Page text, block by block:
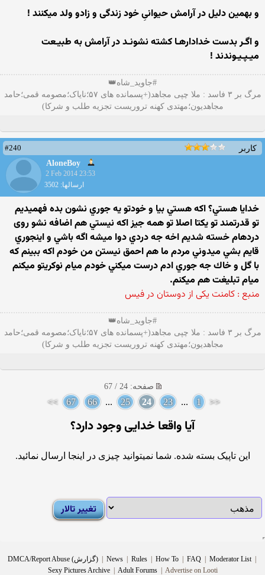
و بهمین دلیل در آرامش حیوانیِ خود زندگی و زادو ولد میکنند !
و اگـر بدست خدادارهـا کشته نشونـد در آرامش به طبیـعت
میـپـیـوندند !
#جاوید_شاه👑
مرگ بر ۳ فاسد : ملا چپی مجاهد(+پسمانده های ۵۷؛نایاک؛مصومه قمی؛حامد
مجاهدیون؛مهتدی کهنه تروریست تجزیه طلب و شرکا)
کاربر
#240
AloneBoy
2 Feb 2014 23:53
ارسالها: 3502
خدايا هستي؟ اكه هستي بيا و خودتو يه جوري نشون بده فهميديم
تو قدرتمند تو يكتا اصلا تو همه جيز اكه نيستي هم اضافه نشو روی
دردهام خسته شديم اخه جه دردي دوا ميشه اگه باشي و اينجوري
قايم بشي ميدوني مردم ما هم احمق نيستن من خودم اكه ببينم كه
با گل و خاك جه جوري ادم درست ميكني خودم ميام نوكريتو ميكنم
ميام تبليغت هم ميكنم.
منبع : کامنت یکی از دوستان در فیس
#جاوید_شاه👑
مرگ بر ۳ فاسد : ملا چپی مجاهد(+پسمانده های ۵۷؛نایاک؛مصومه قمی؛حامد
مجاهدیون؛مهتدی کهنه تروریست تجزیه طلب و شرکا)
صفحه: 24 / 67
<<
1
...
23
24
25
...
66
67
>>
آيا واقعا خدايى وجود دارد؟
این تاپیک بسته شده. شما نمیتوانید چیزی در اینجا ارسال نمائید.
DMCA/Report Abuse (گزارش) | News | Rules | How To | FAQ | Moderator List |
Sexy Pictures Archive | Adult Forums |Advertise on Looti